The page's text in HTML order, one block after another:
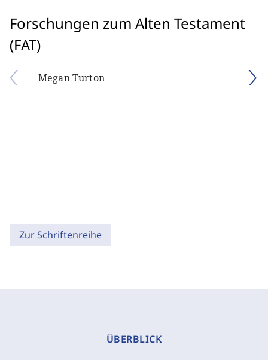
Forschungen zum Alten Testament
(FAT)
Megan Turton
Zur Schriftenreihe
ÜBERBLICK